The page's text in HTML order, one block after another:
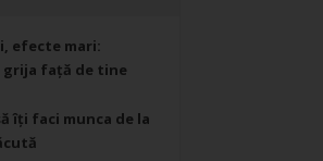
efecte mari:
grija față de tine
îți faci munca de la